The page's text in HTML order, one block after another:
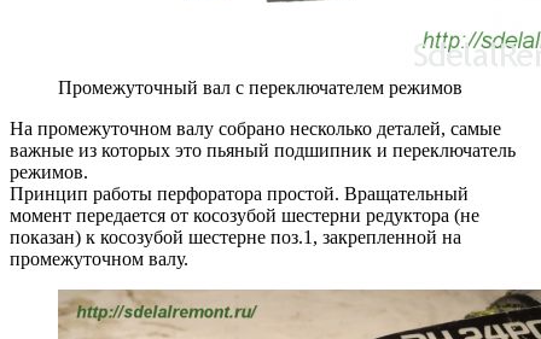
Промежуточный вал с переключателем режимов
На промежуточном валу собрано несколько деталей, самые
важные из которых это пьяный подшипник и переключатель
режимов.
Принцип работы перфоратора простой. Вращательный
момент передается от косозубой шестерни редуктора (не
показан) к косозубой шестерне поз.1, закрепленной на
промежуточном валу.